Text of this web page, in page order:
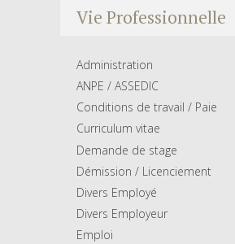
Vie Professionnelle
Administration
ANPE / ASSEDIC
Conditions de travail / Paie
Curriculum vitae
Demande de stage
Démission / Licenciement
Divers Employé
Divers Employeur
Emploi